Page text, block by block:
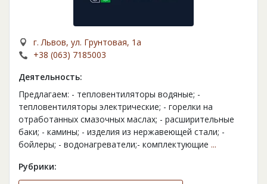
г. Львов, ул. Грунтовая, 1а
+38 (063) 7185003
Деятельность:
Предлагаем: - тепловентиляторы водяные; -
тепловентиляторы электрические; - горелки на
отработанных смазочных маслах; - расширительные
баки; - камины; - изделия из нержавеющей стали; -
бойлеры; - водонагреватели;- комплектующие ...
Рубрики: